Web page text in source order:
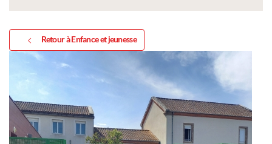
Retour à Enfance et jeunesse